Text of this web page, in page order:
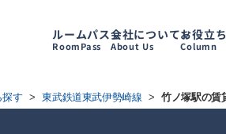
ルームパス
RoomPass
会社について
About Us
お役立
Column
探す > 東武鉄道東武伊勢崎線 > 竹ノ塚駅の賃